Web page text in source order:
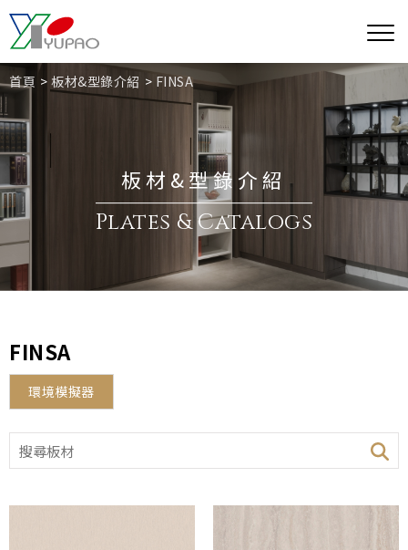
首頁 板材&型錄介紹 FINSA
板材&型錄介紹
Plates & Catalogs
FINSA
環境模擬器